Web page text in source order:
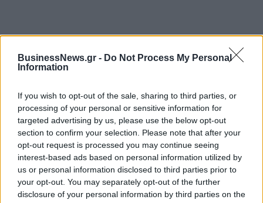
BusinessNews.gr - Do Not Process My Personal
Information
If you wish to opt-out of the sale, sharing to third parties, or
processing of your personal or sensitive information for
targeted advertising by us, please use the below opt-out
section to confirm your selection. Please note that after your
opt-out request is processed you may continue seeing
interest-based ads based on personal information utilized by
us or personal information disclosed to third parties prior to
your opt-out. You may separately opt-out of the further
disclosure of your personal information by third parties on the
Revolut: Ελαβε πλήρη τραπεζική άδεια στη Γαλλία -
Επενδύσεις άνω του 1 δισ. ευρώ στη Δυτική Ευρώπη
10/08/2026 - 12:05 ΤΡΑΠΕΖΕΣ
Voucher παιδικών σταθμών: Σήμερα αναρτώνται τα
προσωρινά αποτελέσματα
10/08/2026 - 11:45 ΕΛΛΑΔΑ